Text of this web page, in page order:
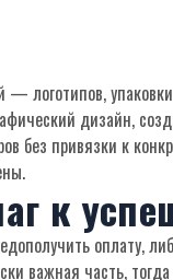
логотипов,
дизайн,
без привязки к
к
оплату,
часть,